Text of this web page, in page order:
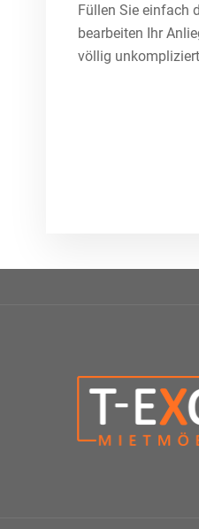
Füllen Sie einfach
bearbeiten Ihr
völlig